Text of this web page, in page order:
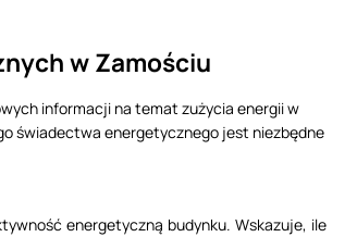
w Zamościu
informacji na temat zużycia energii w
świadectwa energetycznego jest niezbędne
energetyczną budynku. Wskazuje, ile